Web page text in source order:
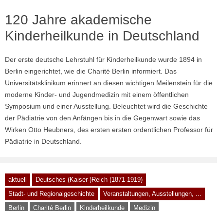
120 Jahre akademische
Kinderheilkunde in Deutschland
Der erste deutsche Lehrstuhl für Kinderheilkunde wurde 1894 in
Berlin eingerichtet, wie die Charité Berlin informiert. Das
Universitätsklinikum erinnert an diesen wichtigen Meilenstein für die
moderne Kinder- und Jugendmedizin mit einem öffentlichen
Symposium und einer Ausstellung. Beleuchtet wird die Geschichte
der Pädiatrie von den Anfängen bis in die Gegenwart sowie das
Wirken Otto Heubners, des ersten ersten ordentlichen Professor für
Pädiatrie in Deutschland.
aktuell
Deutsches (Kaiser-)Reich (1871-1919)
Stadt- und Regionalgeschichte
Veranstaltungen, Ausstellungen, ...
Berlin
Charité Berlin Kinderheilkunde
Medizin